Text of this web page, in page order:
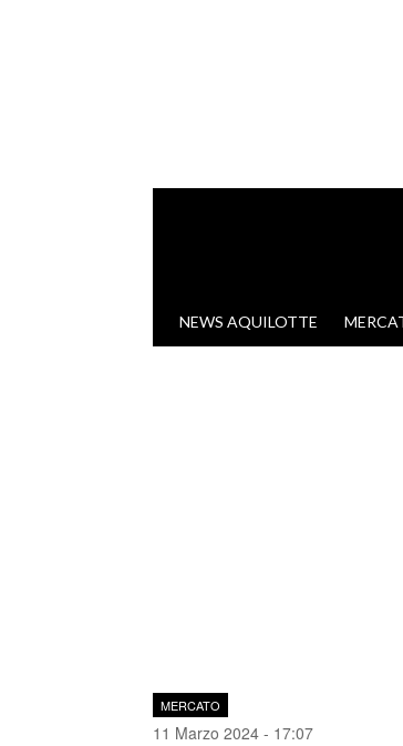
VAI AL CONTENUTO
NEWS AQUILOTTE
MERCATO
11 Marzo 2024 - 17:07